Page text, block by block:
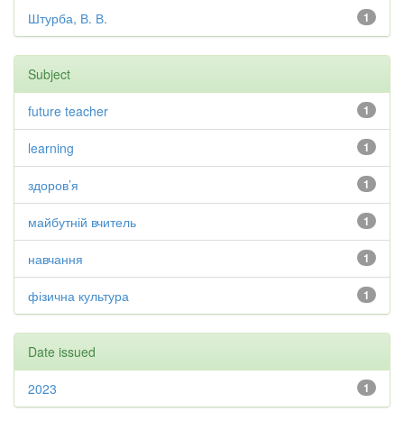
1
Штурба, В. В.
Subject
1
future teacher
1
learning
1
здоров’я
1
майбутній вчитель
1
навчання
1
фізична культура
Date issued
1
2023